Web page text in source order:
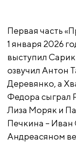
Первая часть
1 января 2026
выступил
озвучил Антон
Деревянко, а
Федора сыграл
Лиза Моряк и
Печкина – Иван
Андреасяном